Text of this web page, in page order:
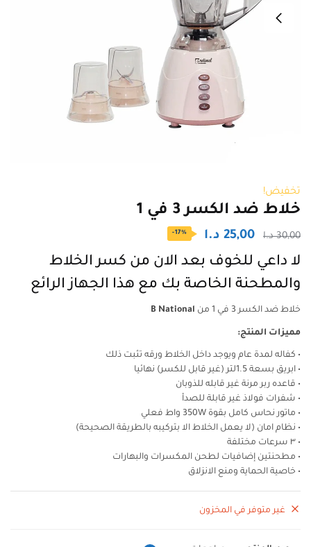
تخفيض!
خلاط ضد الكسر 3 في 1
30,00 د.ا
السعر
الأصلي
هو:
25,00 د.ا السعر
الحالي
هو:
25,00 د.ا.
-17%
لا داعي للخوف بعد الان من كسر الخلاط
والمطحنة الخاصة بك مع هذا الجهاز الرائع
خلاط ضد الكسر 3 في 1 من B National
مميزات المنتج:
• كفاله لمدة عام ويوجد داخل الخلاط ورقه تثبت ذلك
• ابريق بسعة 1.5لتر (غير قابل للكسر) نهائيا
• قاعده ربر مرنة غير قابله للذوبان
• شفرات فولاذ غير قابلة للصدأ
• ماتور نحاس كامل بقوة 350W واط فعلي
• نظام امان (لا يعمل الخلاط الا بتركيبه بالطريقة الصحيحة)
• ٣ سرعات مختلفة
• مطحنتين إضافيات لطحن المكسرات والبهارات
• خاصية الحماية ومنع الانزلاق
غير متوفر في المخزون